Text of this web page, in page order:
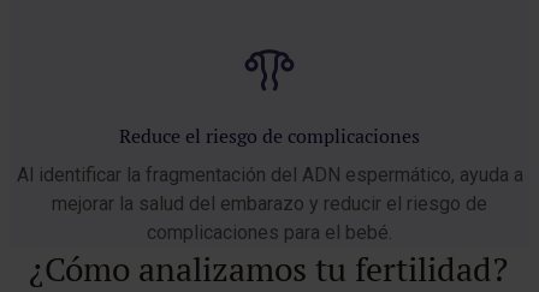
Reduce el riesgo de complicaciones
Al identificar la fragmentación del ADN espermático, ayuda a
mejorar la salud del embarazo y reducir el riesgo de
complicaciones para el bebé.
¿Cómo analizamos tu fertilidad?